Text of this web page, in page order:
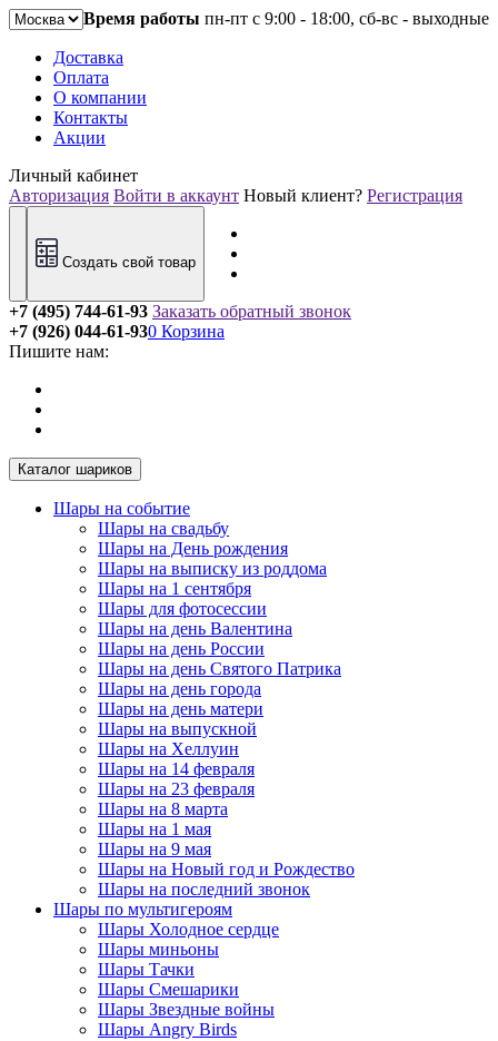
Время работы пн-пт с 9:00 - 18:00, сб-вс - выходные
Доставка
Оплата
О компании
Контакты
Акции
Личный кабинет
Авторизация Войти в аккаунт Новый клиент? Регистрация
Создать свой товар
+7 (495) 744-61-93 Заказать обратный звонок
+7 (926) 044-61-93
Пишите нам:
0 Корзина
Каталог шариков
Шары на событие
Шары на свадьбу
Шары на День рождения
Шары на выписку из роддома
Шары на 1 сентября
Шары для фотосессии
Шары на день Валентина
Шары на день России
Шары на день Святого Патрика
Шары на день города
Шары на день матери
Шары на выпускной
Шары на Хеллуин
Шары на 14 февраля
Шары на 23 февраля
Шары на 8 марта
Шары на 1 мая
Шары на 9 мая
Шары на Новый год и Рождество
Шары на последний звонок
Шары по мультигероям
Шары Холодное сердце
Шары миньоны
Шары Тачки
Шары Смешарики
Шары Звездные войны
Шары Angry Birds